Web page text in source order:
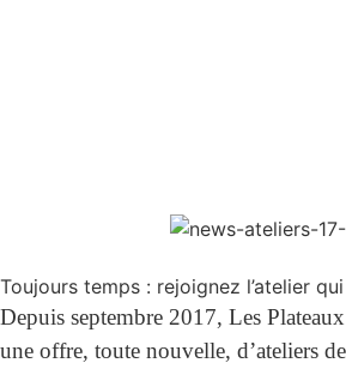
Toujours temps : rejoignez l’atelier
Depuis septembre 2017, Les
une offre, toute nouvelle, d’ateliers